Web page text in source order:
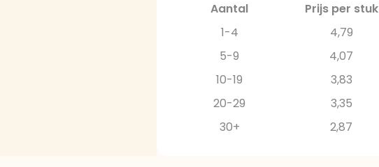
Aantal Prijs per stuk
1-4
4,79
5-9
4,07
10-19
3,83
20-29
3,35
30+
2,87